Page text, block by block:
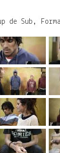
de Sub,